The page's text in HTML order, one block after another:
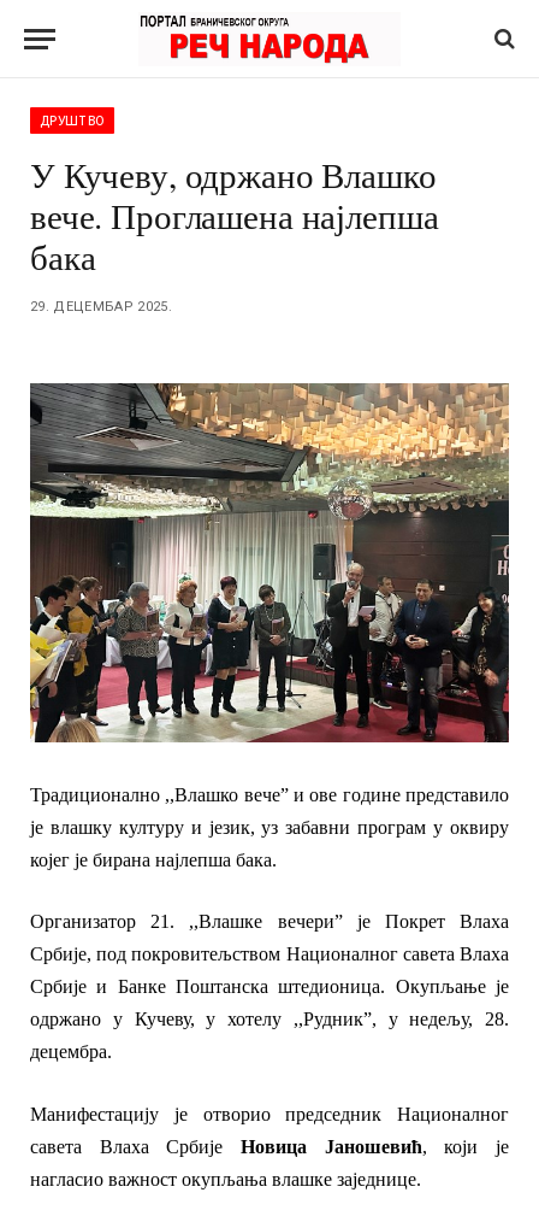
ДРУШТВО
У Кучеву, одржано Влашко
вече. Проглашена најлепша
бака
29. ДЕЦЕМБАР 2025.
Традиционално ,,Влашко вече” и ове године представило
је влашку културу и језик, уз забавни програм у оквиру
којег је бирана најлепша бака.
Организатор 21. ,,Влашке вечери” је Покрет Влаха
Србије, под покровитељством Националног савета Влаха
Србије и Банке Поштанска штедионица. Окупљање је
одржано у Кучеву, у хотелу ,,Рудник”, у недељу, 28.
децембра.
Манифестацију је отворио председник Националног
савета Влаха Србије Новица Јаношевић,који је
нагласио важност окупљања влашке заједнице.